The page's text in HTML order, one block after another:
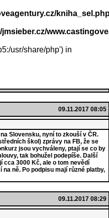
jmsieber.cz/
usr/share/php') in
09.11.2017 08:05
Slovensku, nyní to zkouší v ČR.
škol) zprávy na FB, že se
jsou vychváleny, ptají se co by
tak bohužel podepíše. Další
cca 3000 Kč, ale o tom nevědí
ně. Po podpisu mají různé platby,
09.11.2017 08:29